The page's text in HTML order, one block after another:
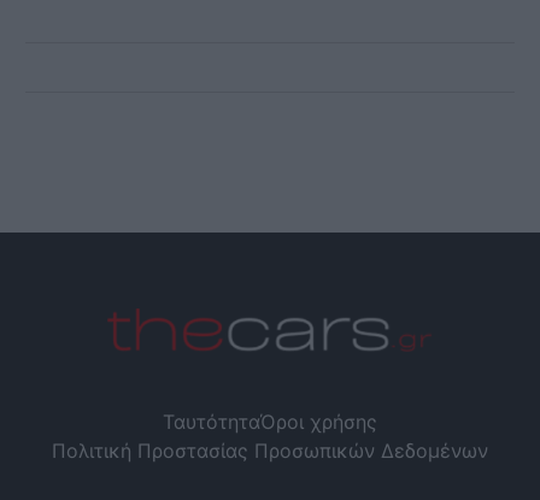
ΤαυτότηταΌροι χρήσης
Πολιτική Προστασίας Προσωπικών Δεδομένων